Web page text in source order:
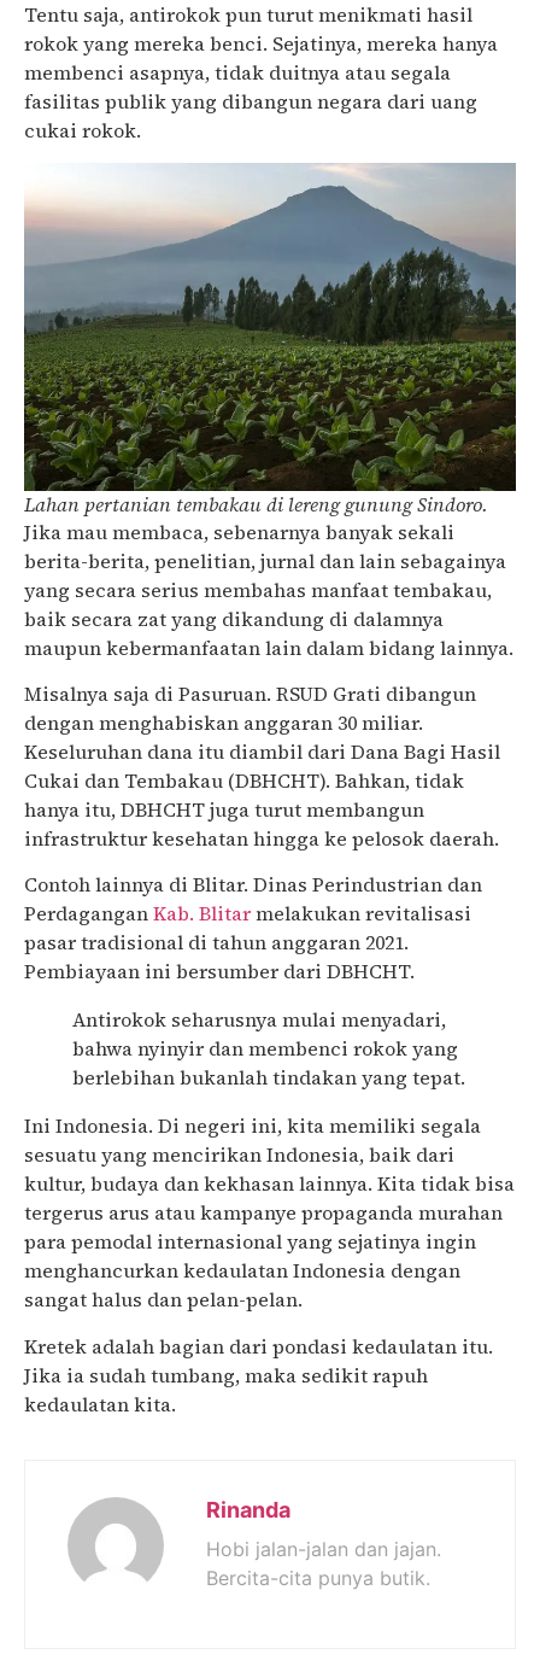
Tentu saja, antirokok pun turut menikmati hasil
rokok yang mereka benci. Sejatinya, mereka hanya
membenci asapnya, tidak duitnya atau segala
fasilitas publik yang dibangun negara dari uang
cukai rokok.
Lahan pertanian tembakau di lereng gunung Sindoro.
Jika mau membaca, sebenarnya banyak sekali
berita-berita, penelitian, jurnal dan lain sebagainya
yang secara serius membahas manfaat tembakau,
baik secara zat yang dikandung di dalamnya
maupun kebermanfaatan lain dalam bidang lainnya.
Misalnya saja di Pasuruan. RSUD Grati dibangun
dengan menghabiskan anggaran 30 miliar.
Keseluruhan dana itu diambil dari Dana Bagi Hasil
Cukai dan Tembakau (DBHCHT). Bahkan, tidak
hanya itu, DBHCHT juga turut membangun
infrastruktur kesehatan hingga ke pelosok daerah.
Contoh lainnya di Blitar. Dinas Perindustrian dan
PerdaganganKab. Blitarmelakukan revitalisasi
pasar tradisional di tahun anggaran 2021.
Pembiayaan ini bersumber dari DBHCHT.
Antirokok seharusnya mulai menyadari,
bahwa nyinyir dan membenci rokok yang
berlebihan bukanlah tindakan yang tepat.
Ini Indonesia. Di negeri ini, kita memiliki segala
sesuatu yang mencirikan Indonesia, baik dari
kultur, budaya dan kekhasan lainnya. Kita tidak bisa
tergerus arus atau kampanye propaganda murahan
para pemodal internasional yang sejatinya ingin
menghancurkan kedaulatan Indonesia dengan
sangat halus dan pelan-pelan.
Kretek adalah bagian dari pondasi kedaulatan itu.
Jika ia sudah tumbang, maka sedikit rapuh
kedaulatan kita.
Rinanda
Hobi jalan-jalan dan jajan.
Bercita-cita punya butik.